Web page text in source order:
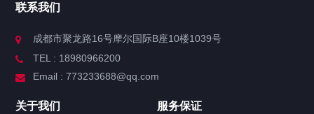
联系我们
成都市聚龙路16号摩尔国际B座10楼1039号
TEL : 18980966200
Email : 773233688@qq.com
关于我们 服务保证